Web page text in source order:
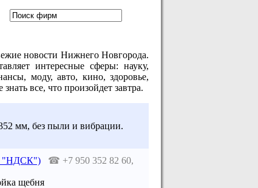
новости Нижнего Новгорода.
интересные сферы: науку,
моду, авто, кино, здоровье,
все, что произойдет завтра.
мм, без пыли и вибрации.
"НДСК") ☎ +7 950 352 82 60,
щебня